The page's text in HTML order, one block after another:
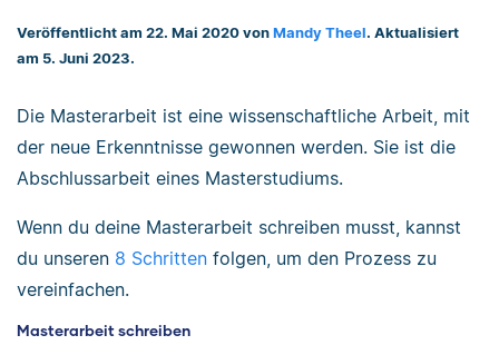
Veröffentlicht am 22. Mai 2020 von Mandy Theel. Aktualisiert
am 5. Juni 2023.
Die Masterarbeit ist eine wissenschaftliche Arbeit, mit
der neue Erkenntnisse gewonnen werden. Sie ist die
Abschlussarbeit eines Masterstudiums.
Wenn du deine Masterarbeit schreiben musst, kannst
du unseren 8 Schritten folgen, um den Prozess zu
vereinfachen.
Masterarbeit schreiben